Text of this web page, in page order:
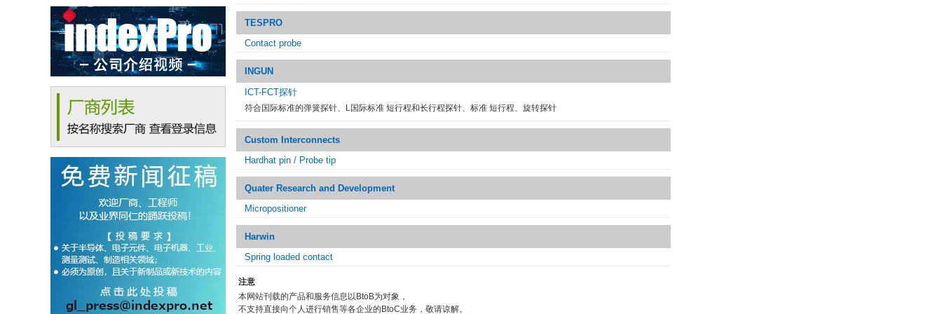
TESPRO
Contact probe
INGUN
ICT-FCT探针
符合国际标准的弹簧探针、L国际标准 短行程和长行程探针、标准 短行程、旋转探针
Custom Interconnects
Hardhat pin / Probe tip
Quater Research and Development
Micropositioner
Harwin
Spring loaded contact
注意
本网站刊载的产品和服务信息以BtoB为对象，
不支持直接向个人进行销售等各企业的BtoC业务，敬请谅解。